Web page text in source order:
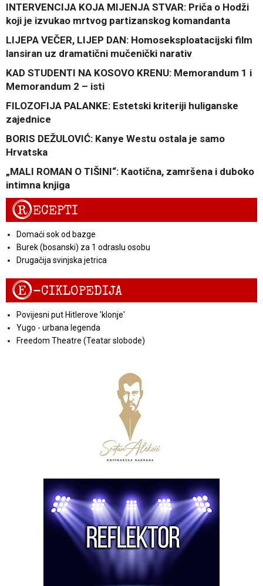
INTERVENCIJA KOJA MIJENJA STVAR: Priča o Hodži
koji je izvukao mrtvog partizanskog komandanta
LIJEPA VEČER, LIJEP DAN: Homoseksploatacijski film
lansiran uz dramatični mučenički narativ
KAD STUDENTI NA KOSOVO KRENU: Memorandum 1 i
Memorandum 2 – isti
FILOZOFIJA PALANKE: Estetski kriteriji huliganske
zajednice
BORIS DEŽULOVIĆ: Kanye Westu ostala je samo
Hrvatska
„MALI ROMAN O TIŠINI“: Kaotična, zamršena i duboko
intimna knjiga
RECEPTI
Domaći sok od bazge
Burek (bosanski) za 1 odraslu osobu
Drugačija svinjska jetrica
E-CIKLOPEDIJA
Povijesni put Hitlerove 'klonje'
Yugo - urbana legenda
Freedom Theatre (Teatar slobode)